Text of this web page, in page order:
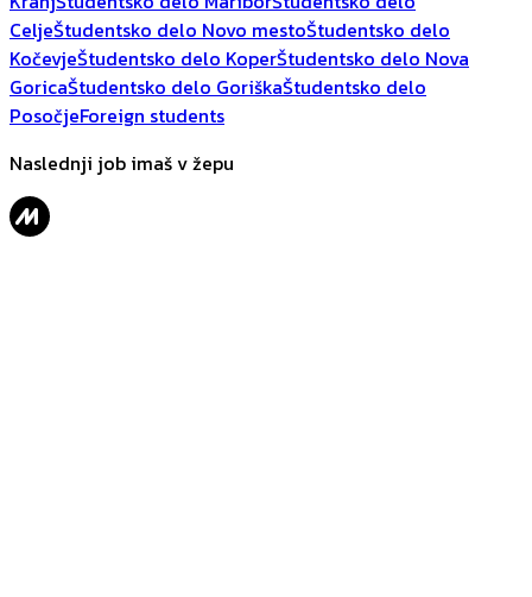
CeljeŠtudentsko delo Novo mestoŠtudentsko delo
KočevjeŠtudentsko delo KoperŠtudentsko delo Nova
GoricaŠtudentsko delo GoriškaŠtudentsko delo
PosočjeForeign students
Naslednji job imaš v žepu